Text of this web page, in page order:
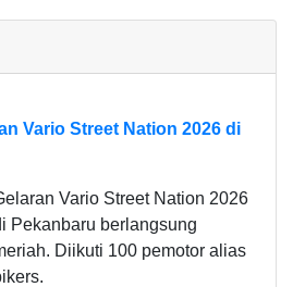
Vario Street Nation 2026 di
Vario Street Nation 2026
Pekanbaru berlangsung
Diikuti 100 pemotor alias